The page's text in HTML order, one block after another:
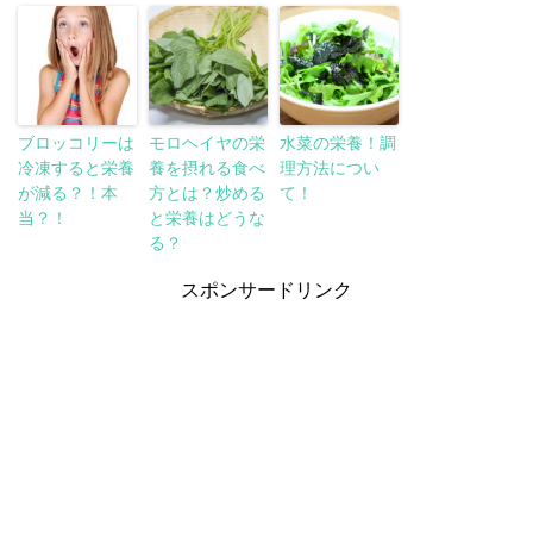
ブロッコリーは
冷凍すると栄養
が減る？！本
当？！
モロヘイヤの栄
養を摂れる食べ
方とは？炒める
と栄養はどうな
る？
水菜の栄養！調
理方法につい
て！
スポンサードリンク